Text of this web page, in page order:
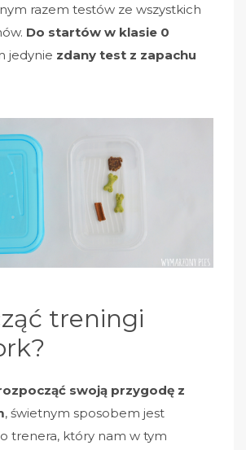
razem testów ze wszystkich
Do startów w klasie 0
jedynie zdany test z zapachu
treningi
swoją przygodę z
, świetnym sposobem jest
trenera, który nam w tym